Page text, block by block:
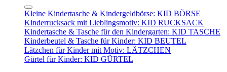
Kleine Kindertasche & Kindergeldbörse: KID BÖRSE
Kinderrucksack mit Lieblingsmotiv: KID RUCKSACK
Kindertasche & Tasche für den Kindergarten: KID TASCHE
Kinderbeutel & Tasche für Kinder: KID BEUTEL
Lätzchen für Kinder mit Motiv: LÄTZCHEN
Gürtel für Kinder: KID GÜRTEL